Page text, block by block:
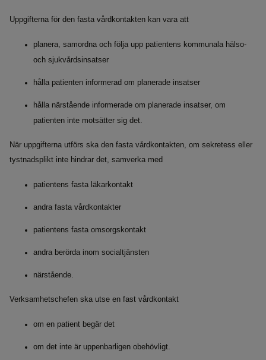
Uppgifterna för den fasta vårdkontakten kan vara att
planera, samordna och följa upp patientens kommunala hälso-
och sjukvårdsinsatser
hålla patienten informerad om planerade insatser
hålla närstående informerade om planerade insatser, om
patienten inte motsätter sig det.
När uppgifterna utförs ska den fasta vårdkontakten, om sekretess eller
tystnadsplikt inte hindrar det, samverka med
patientens fasta läkarkontakt
andra fasta vårdkontakter
patientens fasta omsorgskontakt
andra berörda inom socialtjänsten
närstående.
Verksamhetschefen ska utse en fast vårdkontakt
om en patient begär det
om det inte är uppenbarligen obehövligt.